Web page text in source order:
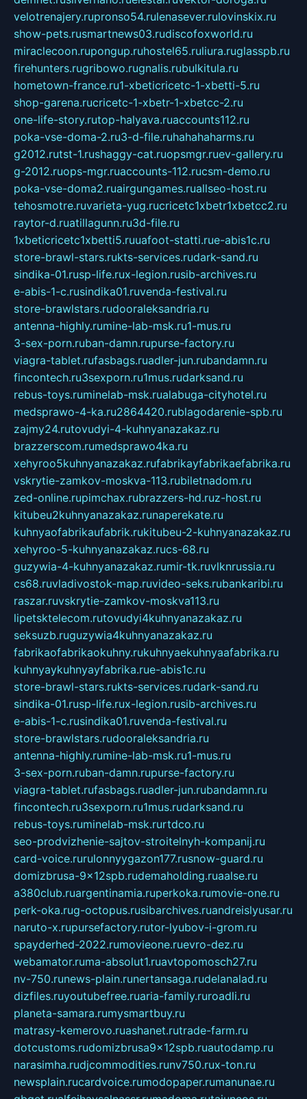
velotrenajery.rupronso54.rulenasever.rulovinskix.ru
show-pets.rusmartnews03.rudiscofoxworld.ru
miraclecoon.rupongup.ruhostel65.ruliura.ruglasspb.ru
firehunters.rugribowo.rugnalis.rubulkitula.ru
hometown-france.ru1-xbeticricetc-1-xbetti-5.ru
shop-garena.rucricetc-1-xbetr-1-xbetcc-2.ru
one-life-story.rutop-halyava.ruaccounts112.ru
poka-vse-doma-2.ru3-d-file.ruhahahaharms.ru
g2012.rutst-1.rushaggy-cat.ruopsmgr.ruev-gallery.ru
g-2012.ruops-mgr.ruaccounts-112.rucsm-demo.ru
poka-vse-doma2.ruairgungames.ruallseo-host.ru
tehosmotre.ruvarieta-yug.rucricetc1xbetr1xbetcc2.ru
raytor-d.ruatillagunn.ru3d-file.ru
1xbeticricetc1xbetti5.ruuafoot-statti.rue-abis1c.ru
store-brawl-stars.rukts-services.rudark-sand.ru
sindika-01.rusp-life.rux-legion.rusib-archives.ru
e-abis-1-c.rusindika01.ruvenda-festival.ru
store-brawlstars.rudooraleksandria.ru
antenna-highly.rumine-lab-msk.ru1-mus.ru
3-sex-porn.ruban-damn.rupurse-factory.ru
viagra-tablet.rufasbags.ruadler-jun.rubandamn.ru
fincontech.ru3sexporn.ru1mus.rudarksand.ru
rebus-toys.ruminelab-msk.rualabuga-cityhotel.ru
medsprawo-4-ka.ru2864420.rublagodarenie-spb.ru
zajmy24.rutovudyi-4-kuhnyanazakaz.ru
brazzerscom.rumedsprawo4ka.ru
xehyroo5kuhnyanazakaz.rufabrikayfabrikaefabrika.ru
vskrytie-zamkov-moskva-113.rubiletnadom.ru
zed-online.rupimchax.rubrazzers-hd.ruz-host.ru
kitubeu2kuhnyanazakaz.runaperekate.ru
kuhnyaofabrikaufabrik.rukitubeu-2-kuhnyanazakaz.ru
xehyroo-5-kuhnyanazakaz.rucs-68.ru
guzywia-4-kuhnyanazakaz.rumir-tk.ruvlknrussia.ru
cs68.ruvladivostok-map.ruvideo-seks.rubankaribi.ru
raszar.ruvskrytie-zamkov-moskva113.ru
lipetsktelecom.rutovudyi4kuhnyanazakaz.ru
seksuzb.ruguzywia4kuhnyanazakaz.ru
fabrikaofabrikaokuhny.rukuhnyaekuhnyaafabrika.ru
kuhnyaykuhnyayfabrika.rue-abis1c.ru
store-brawl-stars.rukts-services.rudark-sand.ru
sindika-01.rusp-life.rux-legion.rusib-archives.ru
e-abis-1-c.rusindika01.ruvenda-festival.ru
store-brawlstars.rudooraleksandria.ru
antenna-highly.rumine-lab-msk.ru1-mus.ru
3-sex-porn.ruban-damn.rupurse-factory.ru
viagra-tablet.rufasbags.ruadler-jun.rubandamn.ru
fincontech.ru3sexporn.ru1mus.rudarksand.ru
rebus-toys.ruminelab-msk.rurtdco.ru
seo-prodvizhenie-sajtov-stroitelnyh-kompanij.ru
card-voice.rurulonnyygazon177.rusnow-guard.ru
domizbrusa-9x12spb.rudemaholding.ruaalse.ru
a380club.ruargentinamia.ruperkoka.rumovie-one.ru
perk-oka.rug-octopus.rusibarchives.ruandreislyusar.ru
naruto-x.rupursefactory.rutor-lyubov-i-grom.ru
spayderhed-2022.rumovieone.ruevro-dez.ru
webamator.ruma-absolut1.ruavtopomosch27.ru
nv-750.runews-plain.runertansaga.rudelanalad.ru
dizfiles.ruyoutubefree.ruaria-family.ruroadli.ru
planeta-samara.rumysmartbuy.ru
matrasy-kemerovo.ruashanet.rutrade-farm.ru
dotcustoms.rudomizbrusa9x12spb.ruautodamp.ru
narasimha.rudjcommodities.runv750.rux-ton.ru
newsplain.rucardvoice.rumodopaper.rumanunae.ru